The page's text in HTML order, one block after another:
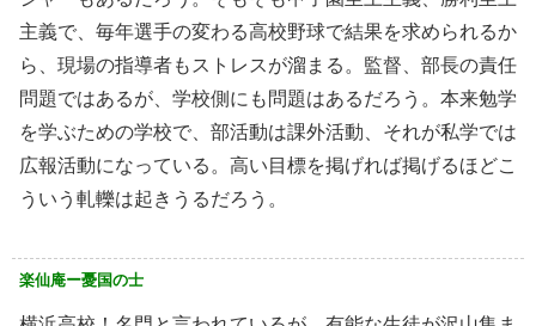
主義で、毎年選手の変わる高校野球で結果を求められるか
ら、現場の指導者もストレスが溜まる。監督、部長の責任
問題ではあるが、学校側にも問題はあるだろう。本来勉学
を学ぶための学校で、部活動は課外活動、それが私学では
広報活動になっている。高い目標を掲げれば掲げるほどこ
ういう軋轢は起きうるだろう。
楽仙庵ー憂国の士